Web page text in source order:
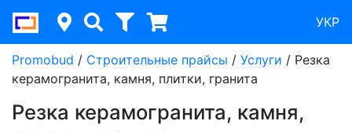
УКР
Promobud / Строительные прайсы / Услуги / Резка
керамогранита, камня, плитки, гранита
Резка керамогранита, камня,